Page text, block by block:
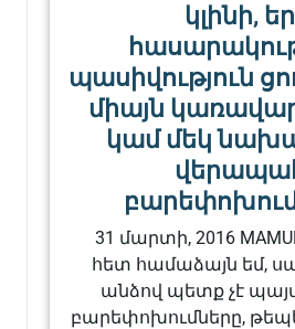
կլինի,
պասիվություն
միայն
կամ մեկ
31 մարտի, 2016
հետ համաձայն եմ,
անձով պետք չէ
բարեփոխումները,